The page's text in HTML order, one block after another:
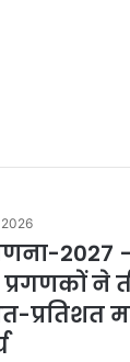
2027
ने
प्रतिशत